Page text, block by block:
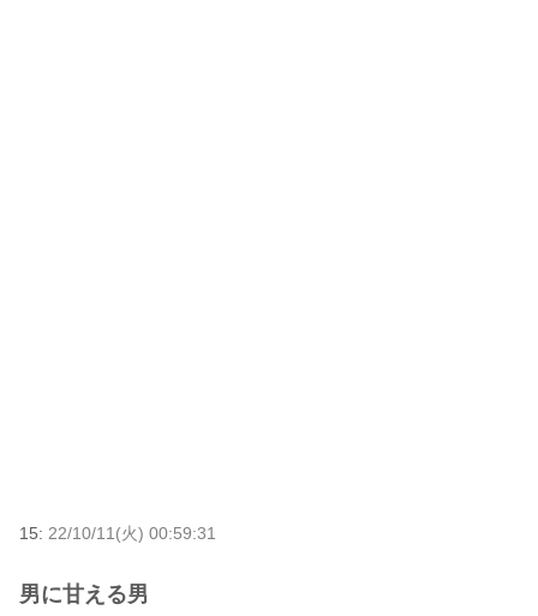
15: 22/10/11(火) 00:59:31
男に甘える男